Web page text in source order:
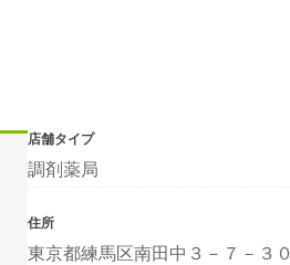
店舗タイプ
調剤薬局
住所
東京都練馬区南田中３－７－３０